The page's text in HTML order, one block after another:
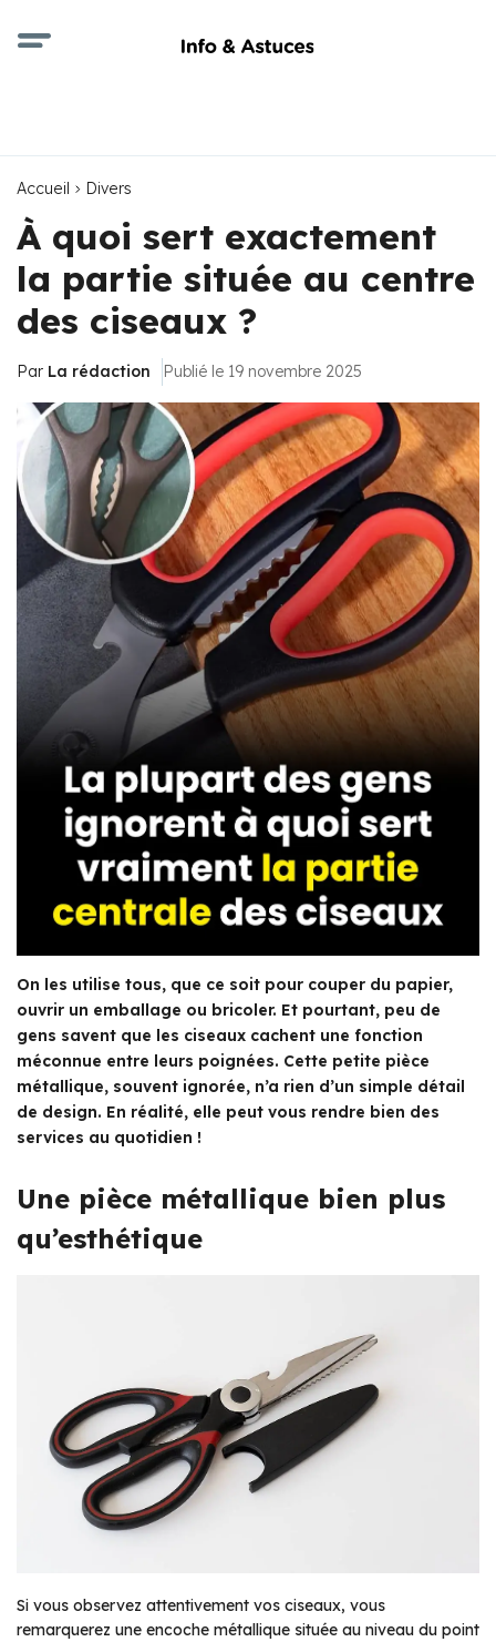
Accueil Divers
À quoi sert exactement
la partie située au centre
des ciseaux ?
Par La rédaction Publié le 19 novembre 2025
On les utilise tous, que ce soit pour couper du papier,
ouvrir un emballage ou bricoler. Et pourtant, peu de
gens savent que les ciseaux cachent une fonction
méconnue entre leurs poignées. Cette petite pièce
métallique, souvent ignorée, n’a rien d’un simple détail
de design. En réalité, elle peut vous rendre bien des
services au quotidien !
Une pièce métallique bien plus
qu’esthétique
Si vous observez attentivement vos ciseaux, vous
remarquerez une encoche métallique située au niveau du point